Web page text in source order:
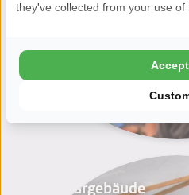
Sanitärgebäude
they've collected from your use of